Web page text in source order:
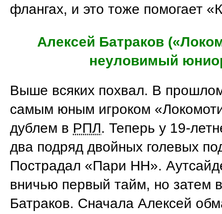
флангах, и это тоже помогает
Алексей Батраков
неуловимый
Выше всяких похвал. В
самым юным игроком
дублем в РПЛ. Теперь у 19-
два подряд двойных голевых
Пострадал «Пари НН».
вничью первый тайм, но затем
Батраков. Сначала Алексей